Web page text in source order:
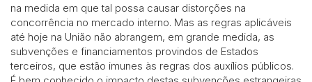
na medida em que tal possa causar distorções na
concorrência no mercado interno. Mas as regras aplicáveis
até hoje na União não abrangem, em grande medida, as
subvenções e financiamentos provindos de Estados
terceiros, que estão imunes às regras dos auxílios públicos.